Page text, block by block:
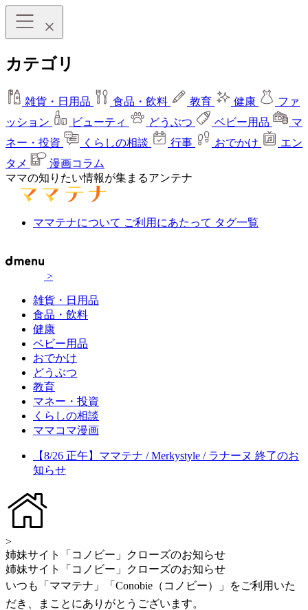
カテゴリ
雑貨・日用品 食品・飲料 教育 健康
ファ
ッション
ビューティ どうぶつ ベビー用品
マ
ネー・投資
くらしの相談 行事 おでかけ
エン
タメ
漫画コラム
ママの知りたい情報が集まるアンテナ
ママテナについて ご利用にあたって タグ一覧
>
雑貨・日用品
食品・飲料
健康
ベビー用品
おでかけ
どうぶつ
教育
マネー・投資
くらしの相談
ママコマ漫画
【8/26 正午】ママテナ / Merkystyle / ラナーヌ 終了のお
知らせ
>
姉妹サイト「コノビー」クローズのお知らせ
姉妹サイト「コノビー」クローズのお知らせ
いつも「ママテナ」「Conobie（コノビー）」をご利用いた
だき、まことにありがとうございます。